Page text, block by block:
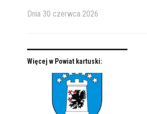
Dnia 30 czerwca 2026
Więcej w Powiat kartuski: